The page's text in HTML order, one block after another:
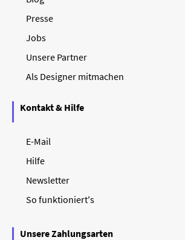
Presse
Jobs
Unsere Partner
Als Designer mitmachen
Kontakt & Hilfe
E-Mail
Hilfe
Newsletter
So funktioniert's
Unsere Zahlungsarten